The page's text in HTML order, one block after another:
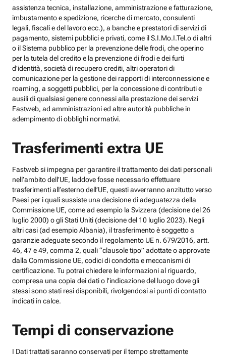
assistenza tecnica, installazione, amministrazione e fatturazione,
imbustamento e spedizione, ricerche di mercato, consulenti
legali, fiscali e del lavoro ecc.), a banche e prestatori di servizi di
pagamento, sistemi pubblici e privati, come il S.I.Mo.I.Tel.o di altri
o il Sistema pubblico per la prevenzione delle frodi, che operino
per la tutela del credito e la prevenzione di frodi e dei furti
d’identità, società di recupero crediti, altri operatori di
comunicazione per la gestione dei rapporti di interconnessione e
roaming, a soggetti pubblici, per la concessione di contributi e
ausili di qualsiasi genere connessi alla prestazione dei servizi
Fastweb, ad amministrazioni ed altre autorità pubbliche in
adempimento di obblighi normativi.
Trasferimenti extra UE
Fastweb si impegna per garantire il trattamento dei dati personali
nell’ambito dell’UE, laddove fosse necessario effettuare
trasferimenti all’esterno dell’UE, questi avverranno anzitutto verso
Paesi per i quali sussiste una decisione di adeguatezza della
Commissione UE, come ad esempio la Svizzera (decisione del 26
luglio 2000) o gli Stati Uniti (decisione del 10 luglio 2023). Negli
altri casi (ad esempio Albania), il trasferimento è soggetto a
garanzie adeguate secondo il regolamento UE n. 679/2016, artt.
46, 47 e 49, comma 2, quali “clausole tipo” adottate o approvate
dalla Commissione UE, codici di condotta e meccanismi di
certificazione. Tu potrai chiedere le informazioni al riguardo,
compresa una copia dei dati o l’indicazione del luogo dove gli
stessi sono stati resi disponibili, rivolgendosi ai punti di contatto
indicati in calce.
Tempi di conservazione
I Dati trattati saranno conservati per il tempo strettamente